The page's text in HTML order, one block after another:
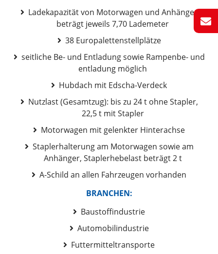
Ladekapazität von Motorwagen und Anhänger
beträgt jeweils 7,70 Lademeter
38 Europalettenstellplätze
seitliche Be- und Entladung sowie Rampenbe- und
entladung möglich
Hubdach mit Edscha-Verdeck
Nutzlast (Gesamtzug): bis zu 24 t ohne Stapler,
22,5 t mit Stapler
Motorwagen mit gelenkter Hinterachse
Staplerhalterung am Motorwagen sowie am
Anhänger, Staplerhebelast beträgt 2 t
A-Schild an allen Fahrzeugen vorhanden
BRANCHEN:
Baustoffindustrie
Automobilindustrie
Futtermitteltransporte